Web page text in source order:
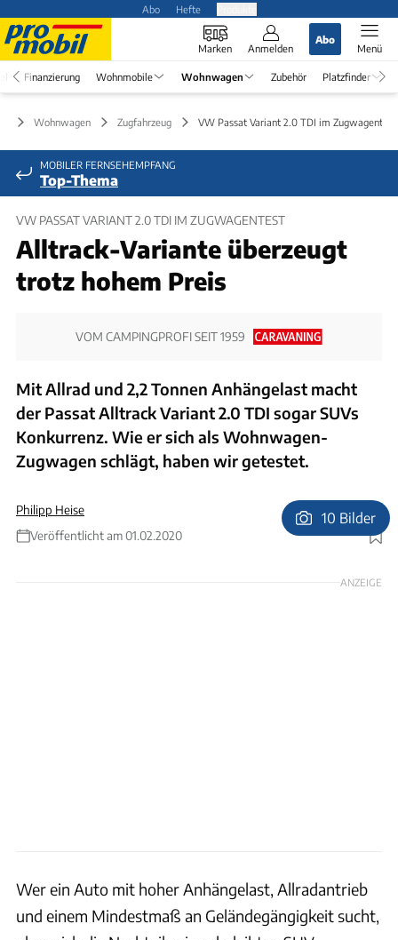
Abo Hefte
Marken Anmelden
Abo
Menü
Finanzierung Wohnmobile Wohnwagen Zubehör Platzfinder
Wohnwagen Zugfahrzeug VW Passat Variant 2.0 TDI im Zugwagentest
MOBILER FERNSEHEMPFANG
Top-Thema
VW PASSAT VARIANT 2.0 TDI IM ZUGWAGENTEST
Alltrack-Variante überzeugt
trotz hohem Preis
VOM CAMPINGPROFI SEIT 1959
Mit Allrad und 2,2 Tonnen Anhängelast macht
der Passat Alltrack Variant 2.0 TDI sogar SUVs
Konkurrenz. Wie er sich als Wohnwagen-
Zugwagen schlägt, haben wir getestet.
Philipp Heise
Veröffentlicht am 01.02.2020
Foto: Andreas Becker
10 Bilder
ANZEIGE
Wer ein Auto mit hoher Anhängelast, Allradantrieb
und einem Mindestmaß an Geländegängigkeit sucht,